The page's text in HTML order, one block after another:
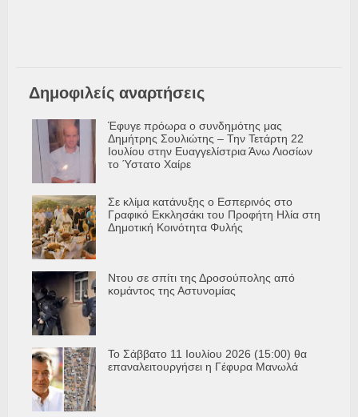
Δημοφιλείς αναρτήσεις
Έφυγε πρόωρα ο συνδημότης μας
Δημήτρης Σουλιώτης – Την Τετάρτη 22
Ιουλίου στην Ευαγγελίστρια Άνω Λιοσίων
το Ύστατο Χαίρε
Σε κλίμα κατάνυξης ο Εσπερινός στο
Γραφικό Εκκλησάκι του Προφήτη Ηλία στη
Δημοτική Κοινότητα Φυλής
Ντου σε σπίτι της Δροσούπολης από
κομάντος της Αστυνομίας
Το Σάββατο 11 Ιουλίου 2026 (15:00) θα
επαναλειτουργήσει η Γέφυρα Μανωλά